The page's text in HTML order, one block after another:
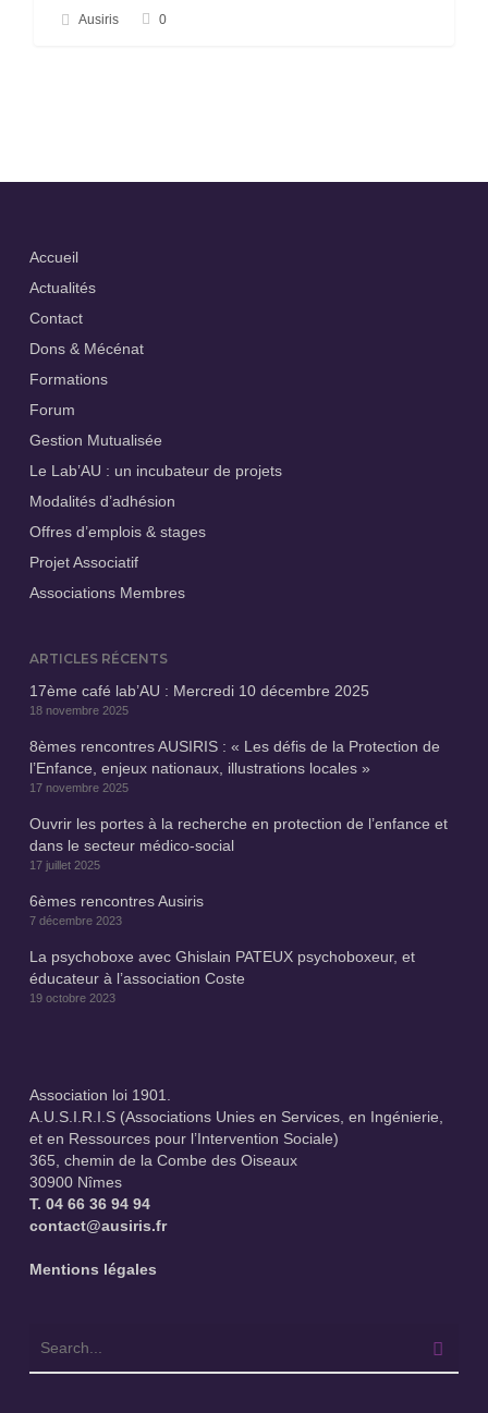
Ausiris 0
Accueil
Actualités
Contact
Dons & Mécénat
Formations
Forum
Gestion Mutualisée
Le Lab’AU : un incubateur de projets
Modalités d’adhésion
Offres d’emplois & stages
Projet Associatif
Associations Membres
ARTICLES RÉCENTS
17ème café lab’AU : Mercredi 10 décembre 2025
18 novembre 2025
8èmes rencontres AUSIRIS : « Les défis de la Protection de
l’Enfance, enjeux nationaux, illustrations locales »
17 novembre 2025
Ouvrir les portes à la recherche en protection de l’enfance et
dans le secteur médico-social
17 juillet 2025
6èmes rencontres Ausiris
7 décembre 2023
La psychoboxe avec Ghislain PATEUX psychoboxeur, et
éducateur à l’association Coste
19 octobre 2023
Association loi 1901.
A.U.S.I.R.I.S (Associations Unies en Services, en Ingénierie,
et en Ressources pour l’Intervention Sociale)
365, chemin de la Combe des Oiseaux
30900 Nîmes
T. 04 66 36 94 94
contact@ausiris.fr
Mentions légales